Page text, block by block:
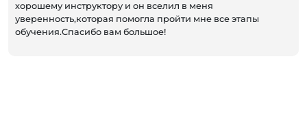
хорошему инструктору и он вселил в меня
уверенность,которая помогла пройти мне все этапы
обучения.Спасибо вам большое!